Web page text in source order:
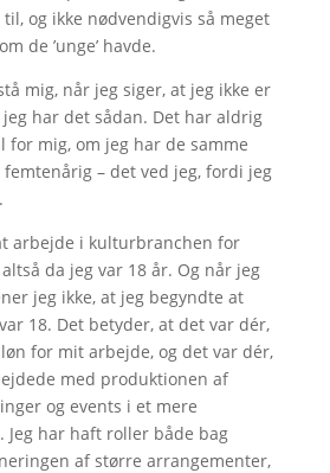
til, og ikke nødvendigvis så meget
de ’unge’ havde.
mig, når jeg siger, at jeg ikke er
har det sådan. Det har aldrig
mig, om jeg har de samme
– det ved jeg, fordi jeg
arbejde i kulturbranchen for
da jeg var 18 år. Og når jeg
jeg ikke, at jeg begyndte at
18. Det betyder, at det var dér,
for mit arbejde, og det var dér,
med produktionen af
og events i et mere
Jeg har haft roller både bag
af større arrangementer,